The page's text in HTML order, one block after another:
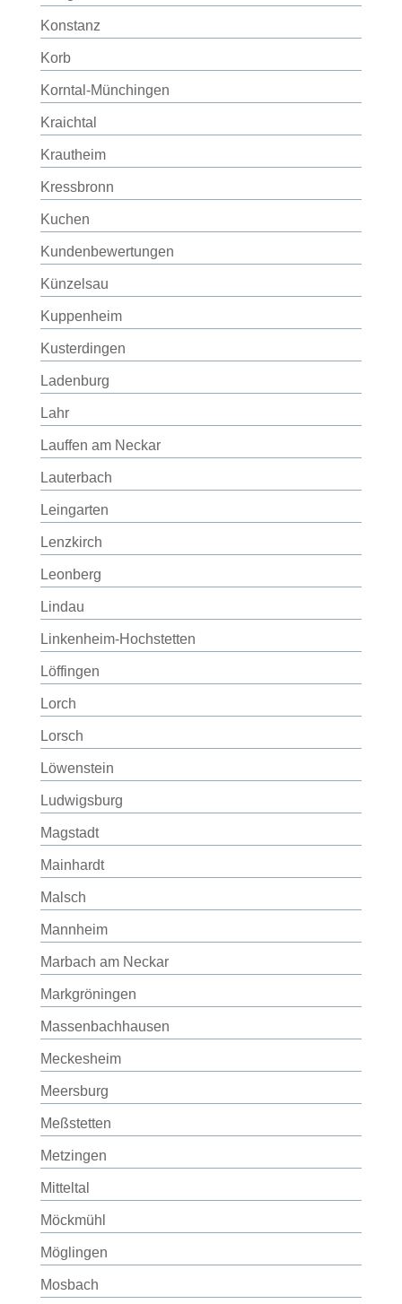
Konstanz
Korb
Korntal-Münchingen
Kraichtal
Krautheim
Kressbronn
Kuchen
Kundenbewertungen
Künzelsau
Kuppenheim
Kusterdingen
Ladenburg
Lahr
Lauffen am Neckar
Lauterbach
Leingarten
Lenzkirch
Leonberg
Lindau
Linkenheim-Hochstetten
Löffingen
Lorch
Lorsch
Löwenstein
Ludwigsburg
Magstadt
Mainhardt
Malsch
Mannheim
Marbach am Neckar
Markgröningen
Massenbachhausen
Meckesheim
Meersburg
Meßstetten
Metzingen
Mitteltal
Möckmühl
Möglingen
Mosbach